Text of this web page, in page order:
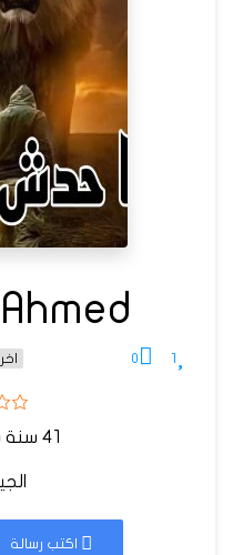
1
0 اخر
41 سنة
اكتب رسالة